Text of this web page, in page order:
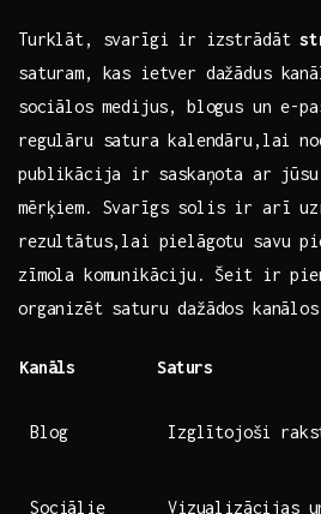
Turklāt, svarīgi ir izstrādāt
saturam, kas ietver ​dažādus
⁣sociālos medijus, blogus un e-
regulāru‍ satura ⁢kalendāru,lai
publikācija ir ⁤saskaņota ar‍ jūsu‍
mērķiem. Svarīgs solis ir arī
rezultātus,lai pielāgotu savu
zīmola komunikāciju.⁤ Šeit ir
organizēt saturu dažādos
Kanāls Saturs
Blog Izglītojoši
Sociālie
Vizualizācijas